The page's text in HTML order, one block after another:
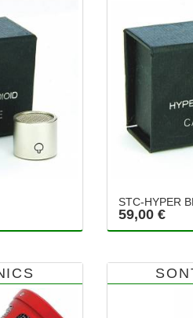
STC-HYPER
59,00 €